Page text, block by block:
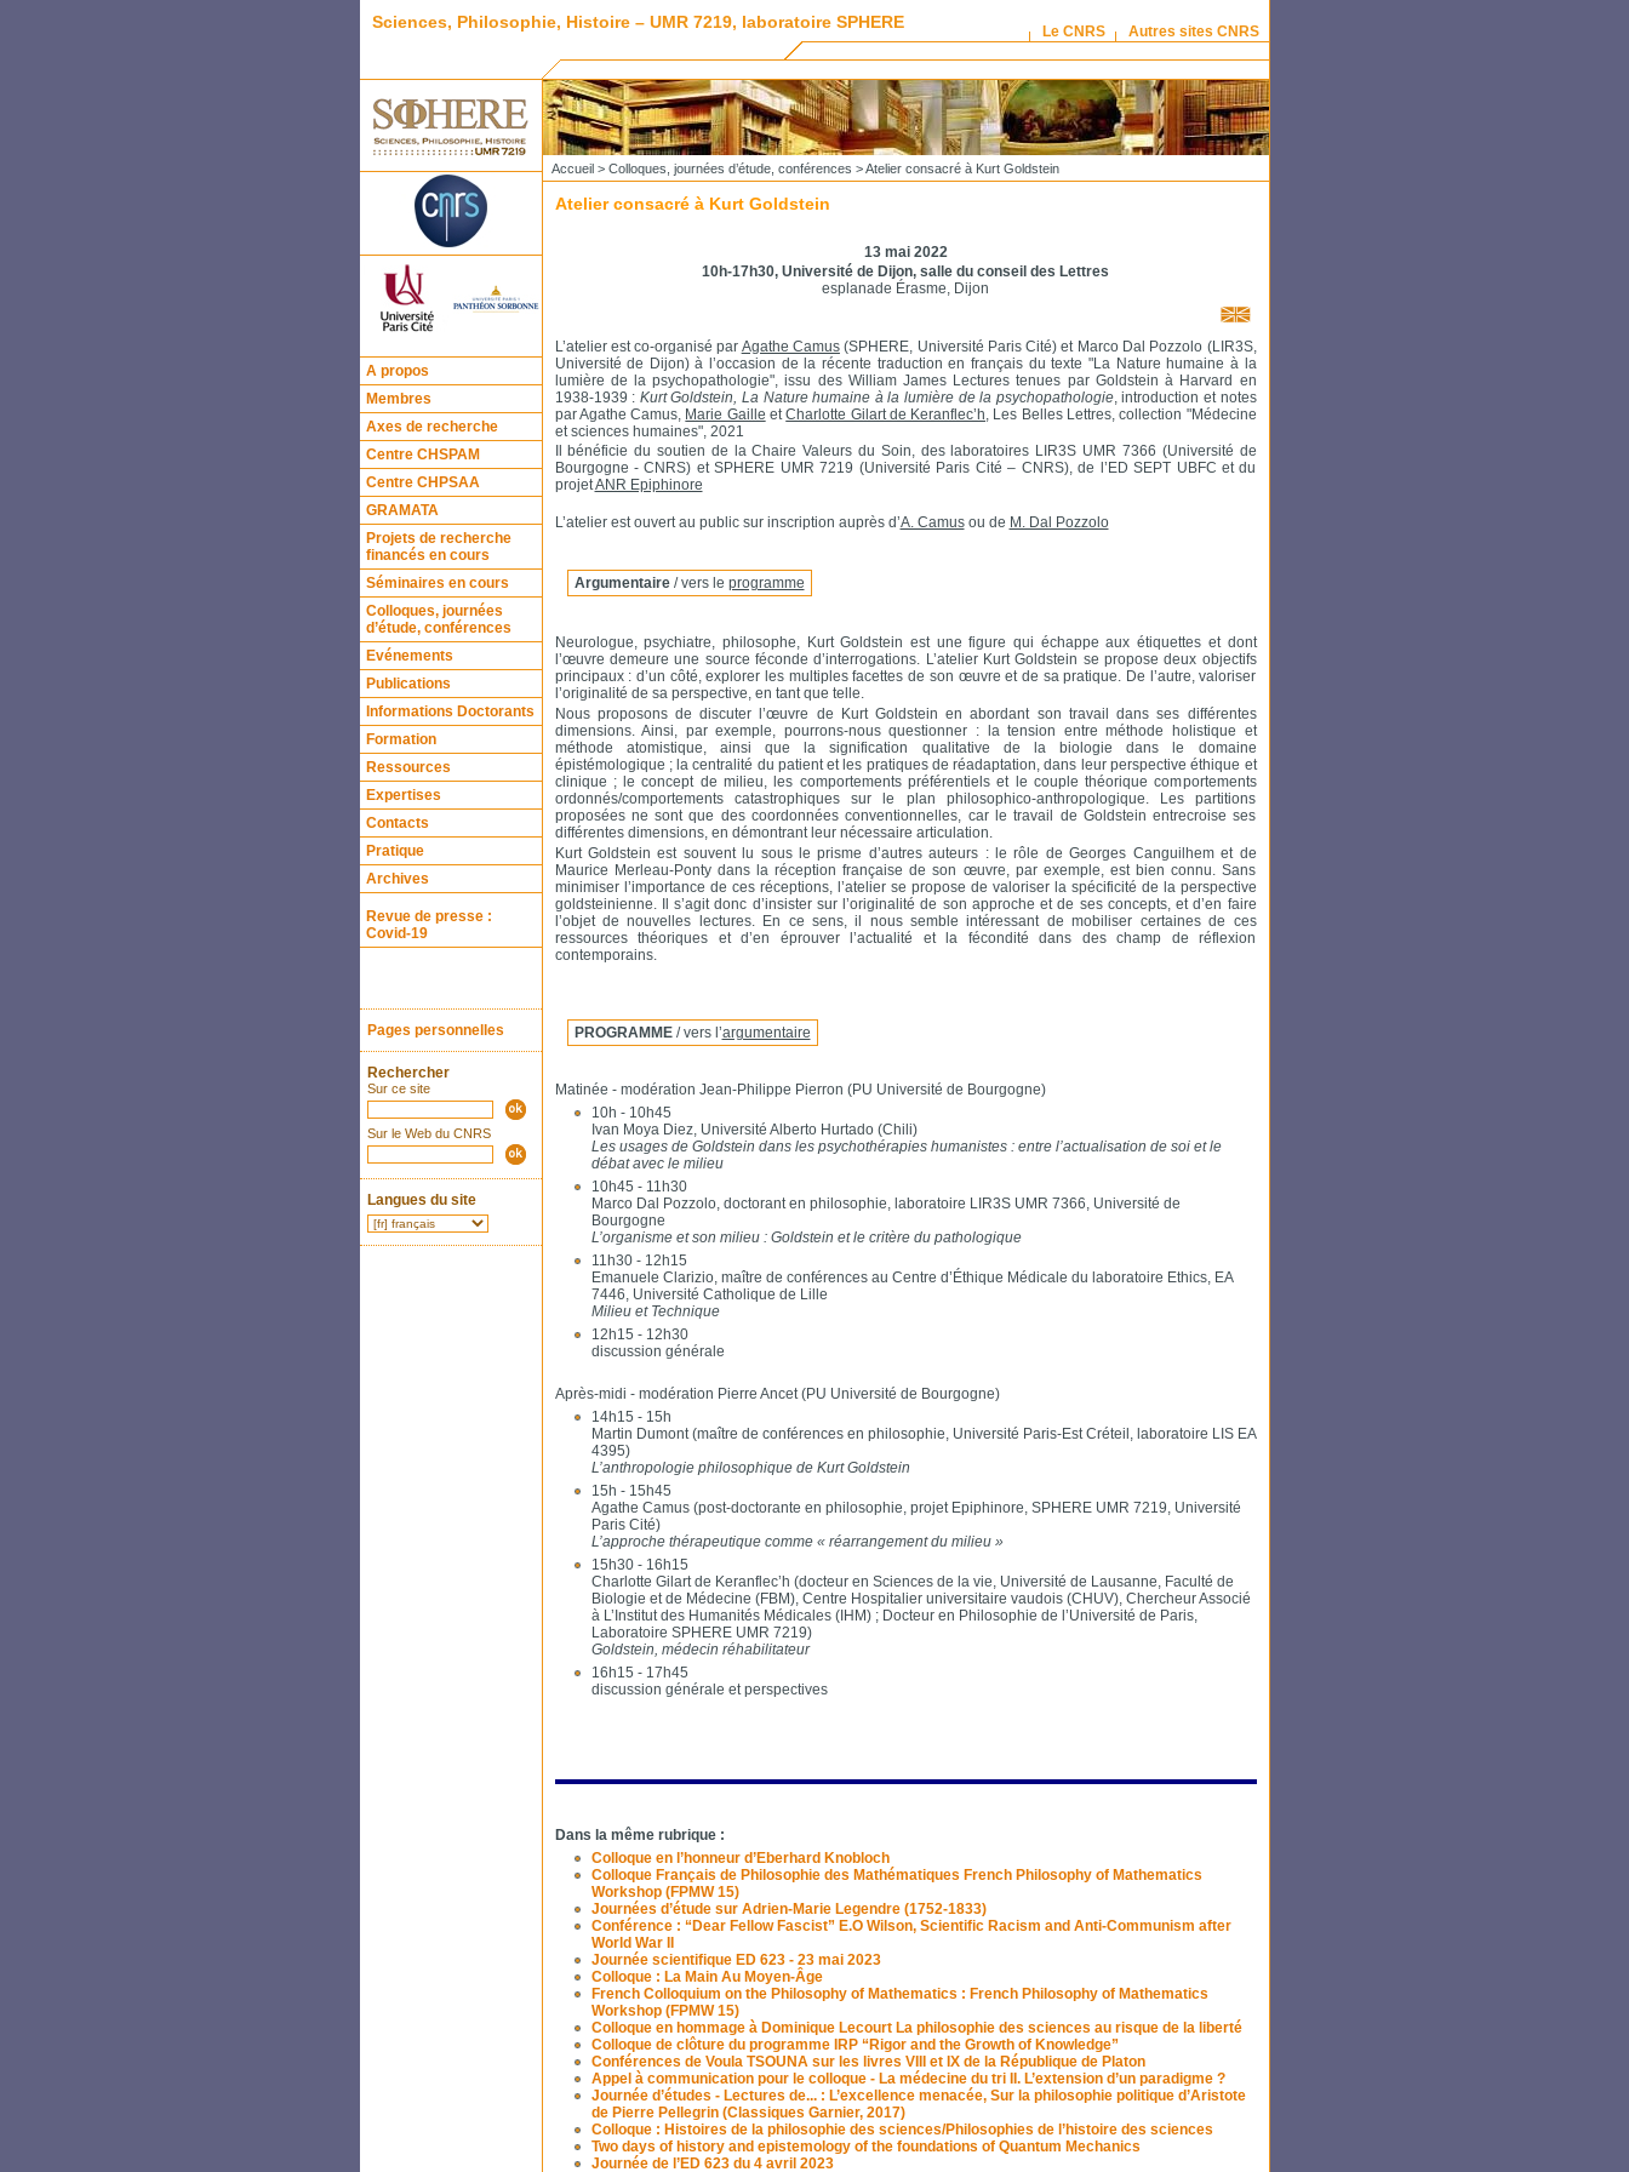
Sciences, Philosophie, Histoire – UMR 7219, laboratoire SPHERE Le CNRS Autres sites CNRS
A propos
Membres
Axes de recherche
Centre CHSPAM
Centre CHPSAA
GRAMATA
Projets de recherche
financés en cours
Séminaires en cours
Colloques, journées
d’étude, conférences
Evénements
Publications
Informations Doctorants
Formation
Ressources
Expertises
Contacts
Pratique
Archives
Revue de presse :
Covid-19
Pages personnelles
Rechercher
Sur ce site
Sur le Web du CNRS
Langues du site
Accueil> Colloques, journées d’étude, conférences > Atelier consacré à Kurt Goldstein
Atelier consacré à Kurt Goldstein
13 mai 2022
10h-17h30, Université de Dijon, salle du conseil des Lettres
esplanade Érasme, Dijon
L’atelier est co-organisé par Agathe Camus(SPHERE, Université Paris Cité) et Marco Dal Pozzolo (LIR3S,
Université de Dijon) à l’occasion de la récente traduction en français du texte "La Nature humaine à la
lumière de la psychopathologie", issu des William James Lectures tenues par Goldstein à Harvard en
1938-1939 : Kurt Goldstein, La Nature humaine à la lumière de la psychopathologie, introduction et notes
par Agathe Camus, Marie Gaille etCharlotte Gilart de Keranflec’h, Les Belles Lettres, collection "Médecine
et sciences humaines", 2021
Il bénéficie du soutien de la Chaire Valeurs du Soin, des laboratoires LIR3S UMR 7366 (Université de
Bourgogne - CNRS) et SPHERE UMR 7219 (Université Paris Cité – CNRS), de l’ED SEPT UBFC et du
projetANR Epiphinore
L’atelier est ouvert au public sur inscription auprès d’A. Camusou de M. Dal Pozzolo
Argumentaire/ vers le programme
Neurologue, psychiatre, philosophe, Kurt Goldstein est une figure qui échappe aux étiquettes et dont
l’œuvre demeure une source féconde d’interrogations. L’atelier Kurt Goldstein se propose deux objectifs
principaux : d’un côté, explorer les multiples facettes de son œuvre et de sa pratique. De l’autre, valoriser
l’originalité de sa perspective, en tant que telle.
Nous proposons de discuter l’œuvre de Kurt Goldstein en abordant son travail dans ses différentes
dimensions. Ainsi, par exemple, pourrons-nous questionner : la tension entre méthode holistique et
méthode atomistique, ainsi que la signification qualitative de la biologie dans le domaine
épistémologique ; la centralité du patient et les pratiques de réadaptation, dans leur perspective éthique et
clinique ; le concept de milieu, les comportements préférentiels et le couple théorique comportements
ordonnés/comportements catastrophiques sur le plan philosophico-anthropologique. Les partitions
proposées ne sont que des coordonnées conventionnelles, car le travail de Goldstein entrecroise ses
différentes dimensions, en démontrant leur nécessaire articulation.
Kurt Goldstein est souvent lu sous le prisme d’autres auteurs : le rôle de Georges Canguilhem et de
Maurice Merleau-Ponty dans la réception française de son œuvre, par exemple, est bien connu. Sans
minimiser l’importance de ces réceptions, l’atelier se propose de valoriser la spécificité de la perspective
goldsteinienne. Il s’agit donc d’insister sur l’originalité de son approche et de ses concepts, et d’en faire
l’objet de nouvelles lectures. En ce sens, il nous semble intéressant de mobiliser certaines de ces
ressources théoriques et d’en éprouver l’actualité et la fécondité dans des champ de réflexion
contemporains.
PROGRAMME / vers l’argumentaire
Matinée - modération Jean-Philippe Pierron (PU Université de Bourgogne)
10h - 10h45
Ivan Moya Diez, Université Alberto Hurtado (Chili)
Les usages de Goldstein dans les psychothérapies humanistes : entre l’actualisation de soi et le
débat avec le milieu
10h45 - 11h30
Marco Dal Pozzolo, doctorant en philosophie, laboratoire LIR3S UMR 7366, Université de
Bourgogne
L’organisme et son milieu : Goldstein et le critère du pathologique
11h30 - 12h15
Emanuele Clarizio, maître de conférences au Centre d’Éthique Médicale du laboratoire Ethics, EA
7446, Université Catholique de Lille
Milieu et Technique
12h15 - 12h30
discussion générale
Après-midi - modération Pierre Ancet (PU Université de Bourgogne)
14h15 - 15h
Martin Dumont (maître de conférences en philosophie, Université Paris-Est Créteil, laboratoire LIS EA
4395)
L’anthropologie philosophique de Kurt Goldstein
15h - 15h45
Agathe Camus (post-doctorante en philosophie, projet Epiphinore, SPHERE UMR 7219, Université
Paris Cité)
L’approche thérapeutique comme « réarrangement du milieu »
15h30 - 16h15
Charlotte Gilart de Keranflec’h (docteur en Sciences de la vie, Université de Lausanne, Faculté de
Biologie et de Médecine (FBM), Centre Hospitalier universitaire vaudois (CHUV), Chercheur Associé
à L’Institut des Humanités Médicales (IHM) ; Docteur en Philosophie de l’Université de Paris,
Laboratoire SPHERE UMR 7219)
Goldstein, médecin réhabilitateur
16h15 - 17h45
discussion générale et perspectives
Dans la même rubrique :
Colloque en l’honneur d’Eberhard Knobloch
Colloque Français de Philosophie des Mathématiques French Philosophy of Mathematics
Workshop (FPMW 15)
Journées d’étude sur Adrien-Marie Legendre (1752-1833)
Conférence : “Dear Fellow Fascist” E.O Wilson, Scientific Racism and Anti-Communism after
World War II
Journée scientifique ED 623 - 23 mai 2023
Colloque : La Main Au Moyen-Âge
French Colloquium on the Philosophy of Mathematics : French Philosophy of Mathematics
Workshop (FPMW 15)
Colloque en hommage à Dominique Lecourt La philosophie des sciences au risque de la liberté
Colloque de clôture du programme IRP “Rigor and the Growth of Knowledge”
Conférences de Voula TSOUNA sur les livres VIII et IX de la République de Platon
Appel à communication pour le colloque - La médecine du tri II. L’extension d’un paradigme ?
Journée d’études - Lectures de... : L’excellence menacée, Sur la philosophie politique d’Aristote
de Pierre Pellegrin (Classiques Garnier, 2017)
Colloque : Histoires de la philosophie des sciences/Philosophies de l’histoire des sciences
Two days of history and epistemology of the foundations of Quantum Mechanics
Journée de l’ED 623 du 4 avril 2023